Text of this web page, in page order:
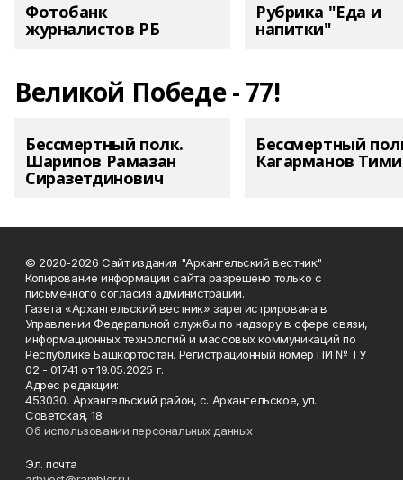
Фотобанк
журналистов РБ
Рубрика "Еда и
напитки"
Великой Победе - 77!
Бессмертный полк.
Шарипов Рамазан
Сиразетдинович
Бессмертный
Кагарманов
© 2020-2026 Сайт издания "Архангельский вестник"
Копирование информации сайта разрешено только с
письменного согласия администрации.
Газета «Архангельский вестник» зарегистрирована в
Управлении Федеральной службы по надзору в сфере связи,
информационных технологий и массовых коммуникаций по
Республике Башкортостан. Регистрационный номер ПИ № ТУ
02 - 01741 от 19.05.2025 г.
Адрес редакции:
453030, Архангельский район, с. Архангельское, ул.
Советская, 18
Об использовании персональных данных
Эл. почта